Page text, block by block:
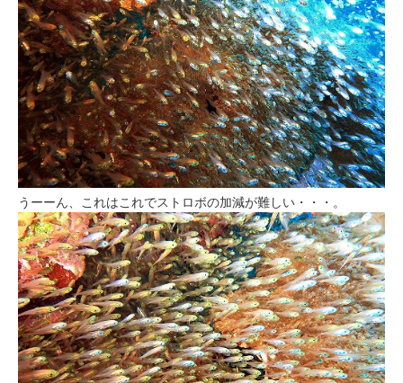
うーーん、これはこれでストロボの加減が難しい・・・。